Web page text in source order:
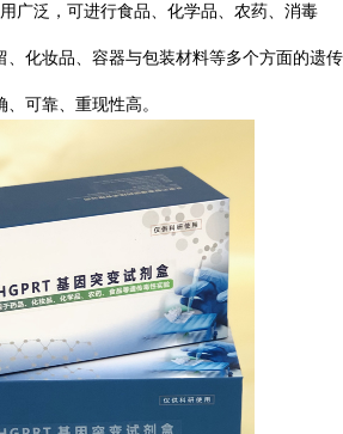
广泛，可进行食品、化学品、农药、消毒
、化妆品、容器与包装材料等多个方面的遗传
可靠、重现性高。